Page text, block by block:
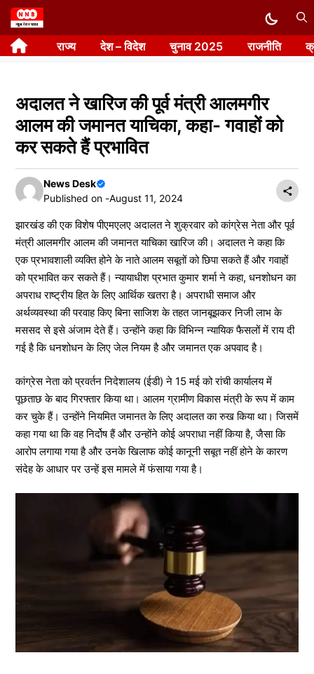
Skip
to
content राज्य देश – विदेश चुनाव 2025 राजनीति
अदालत ने खारिज की पूर्व मंत्री आलमगीर
आलम की जमानत याचिका, कहा- गवाहों को
कर सकते हैं प्रभावित
News Desk
Published on -August 11, 2024
झारखंड की एक विशेष पीएमएलए अदालत ने शुक्रवार को कांग्रेस नेता और पूर्व
मंत्री आलमगीर आलम की जमानत याचिका खारिज की। अदालत ने कहा कि
एक प्रभावशाली व्यक्ति होने के नाते आलम सबूतों को छिपा सकते हैं और गवाहों
को प्रभावित कर सकते हैं। न्यायाधीश प्रभात कुमार शर्मा ने कहा, धनशोधन का
अपराध राष्ट्रीय हित के लिए आर्थिक खतरा है। अपराधी समाज और
अर्थव्यवस्था की परवाह किए बिना साजिश के तहत जानबूझकर निजी लाभ के
मससद से इसे अंजाम देते हैं। उन्होंने कहा कि विभिन्न न्यायिक फैसलों में राय दी
गई है कि धनशोधन के लिए जेल नियम है और जमानत एक अपवाद है।
कांग्रेस नेता को प्रवर्तन निदेशालय (ईडी) ने 15 मई को रांची कार्यालय में
पूछताछ के बाद गिरफ्तार किया था। आलम ग्रामीण विकास मंत्री के रूप में काम
कर चुके हैं। उन्होंने नियमित जमानत के लिए अदालत का रुख किया था। जिसमें
कहा गया था कि वह निर्दोष हैं और उन्होंने कोई अपराधा नहीं किया है, जैसा कि
आरोप लगाया गया है और उनके खिलाफ कोई कानूनी सबूत नहीं होने के कारण
संदेह के आधार पर उन्हें इस मामले में फंसाया गया है।